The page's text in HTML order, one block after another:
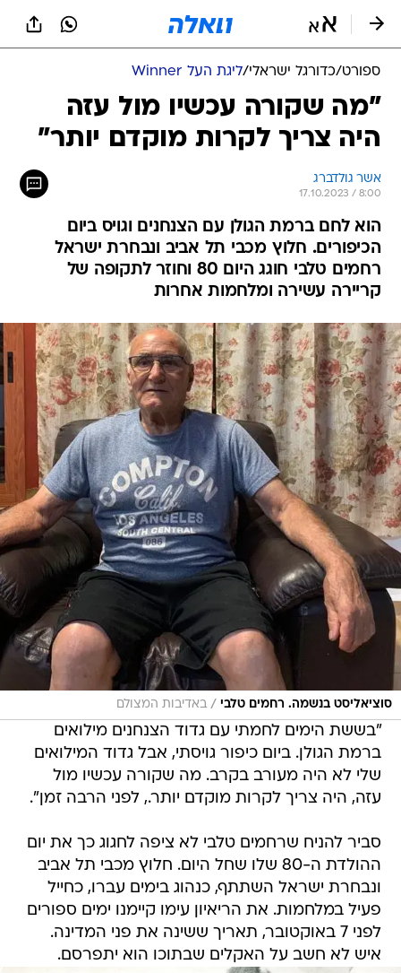
ספורט/כדורגל ישראלי/ליגת העל Winner
"מה שקורה עכשיו מול עזה
היה צריך לקרות מוקדם יותר"
אשר גולדברג
17.10.2023 / 8:00
הוא לחם ברמת הגולן עם הצנחנים וגויס ביום
הכיפורים. חלוץ מכבי תל אביב ונבחרת ישראל
רחמים טלבי חוגג היום 80 וחוזר לתקופה של
קריירה עשירה ומלחמות אחרות
סוציאליסט בנשמה. רחמים טלבי / באדיבות המצולם
"בששת הימים לחמתי עם גדוד הצנחנים מילואים
ברמת הגולן. ביום כיפור גויסתי, אבל גדוד המילואים
שלי לא היה מעורב בקרב. מה שקורה עכשיו מול
עזה, היה צריך לקרות מוקדם יותר., לפני הרבה זמן".
סביר להניח שרחמים טלבי לא ציפה לחגוג כך את יום
ההולדת ה-80 שלו שחל היום. חלוץ מכבי תל אביב
ונבחרת ישראל השתתף, כנהוג בימים עברו, כחייל
פעיל במלחמות. את הריאיון עימו קיימנו ימים ספורים
לפני 7 באוקטובר, תאריך ששינה את פני המדינה.
איש לא חשב על האקלים שבתוכו הוא יתפרסם.